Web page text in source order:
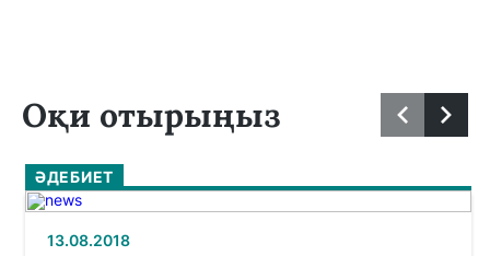
Оқи отырыңыз
ӘДЕБИЕТ
13.08.2018